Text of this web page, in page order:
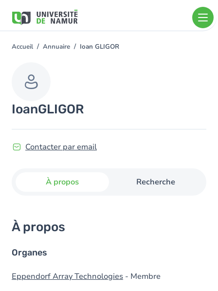
contenu
You
Accueil Annuaire Ioan GLIGOR
IoanGLIGOR
Contacter par email
À propos Recherche
À propos
Organes
Eppendorf Array Technologies - Membre